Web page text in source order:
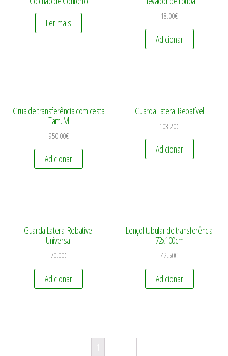
Ler mais
18.00€
Adicionar
Grua de transferência com cesta
Tam. M
950.00€
Adicionar
Guarda Lateral Rebatível
103.20€
Adicionar
Guarda Lateral Rebativel
Universal
70.00€
Adicionar
Lençol tubular de transferência
72x100cm
42.50€
Adicionar